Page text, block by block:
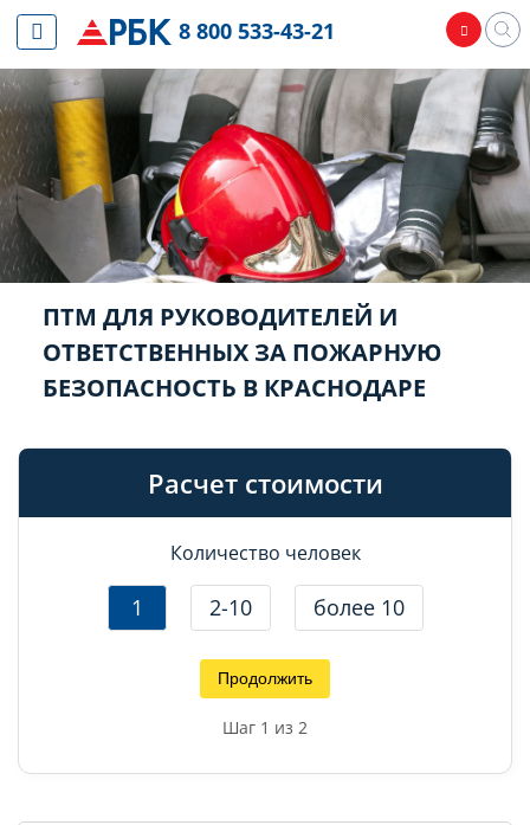
ПТМ ДЛЯ РУКОВОДИТЕЛЕЙ И
ОТВЕТСТВЕННЫХ ЗА ПОЖАРНУЮ
БЕЗОПАСНОСТЬ В КРАСНОДАРЕ
Расчет стоимости
Количество человек
1 2-10 более 10
Продолжить
Шаг 1 из 2
8 800 533-43-21